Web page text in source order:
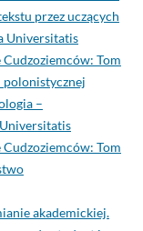
przez uczących
Universitatis
Cudzoziemców: Tom
polonistycznej
–
Cudzoziemców: Tom
akademickiej.